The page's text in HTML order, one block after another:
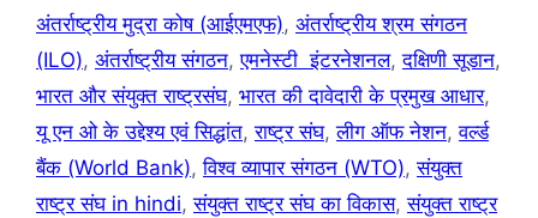
अंतर्राष्ट्रीय मुद्रा कोष (आईएमएफ), अंतर्राष्ट्रीय श्रम संगठन
(ILO), अंतर्राष्ट्रीय संगठन,एमनेस्टी इंटरनेशनल,दक्षिणी सूडान,
भारत और संयुक्त राष्ट्रसंघ, भारत की दावेदारी के प्रमुख आधार,
यू एन ओ के उद्देश्य एवं सिद्धांत,राष्ट्र संघ,लीग ऑफ नेशन,वर्ल्ड
बैंक (World Bank),विश्व व्यापार संगठन (WTO),संयुक्त
राष्ट्र संघ in hindi,संयुक्त राष्ट्र संघ का विकास,संयुक्त राष्ट्र